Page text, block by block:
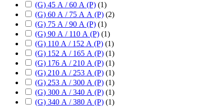
(G) 45 А / 60 А (P) (1)
(G) 60 А / 75 А А (P) (2)
(G) 75 А / 90 А (P) (1)
(G) 90 А / 110 А (P) (1)
(G) 110 А / 152 А (P) (1)
(G) 152 А / 165 А (P) (1)
(G) 176 А / 210 А (P) (1)
(G) 210 А / 253 А (P) (1)
(G) 253 А / 300 А (P) (1)
(G) 300 А / 340 А (P) (1)
(G) 340 А / 380 А (P) (1)